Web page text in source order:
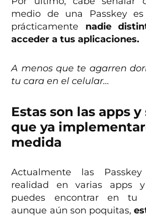
medio de una Passkey
prácticamente nadie
acceder a tus aplicaciones.
A menos que te agarren
tu cara en el celular…
Estas son las apps
que ya
medida
Actualmente las
realidad en varias apps
puedes encontrar en tu
aunque aún son poquitas,